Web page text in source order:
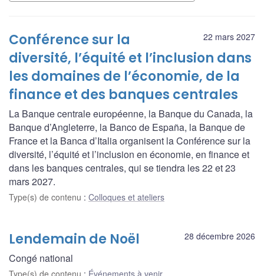
22 mars 2027
Conférence sur la
diversité, l’équité et l’inclusion dans
les domaines de l’économie, de la
finance et des banques centrales
La Banque centrale européenne, la Banque du Canada, la
Banque d’Angleterre, la Banco de España, la Banque de
France et la Banca d’Italia organisent la Conférence sur la
diversité, l’équité et l’inclusion en économie, en finance et
dans les banques centrales, qui se tiendra les 22 et 23
mars 2027.
Type(s) de contenu : Colloques et ateliers
28 décembre 2026
Lendemain de Noël
Congé national